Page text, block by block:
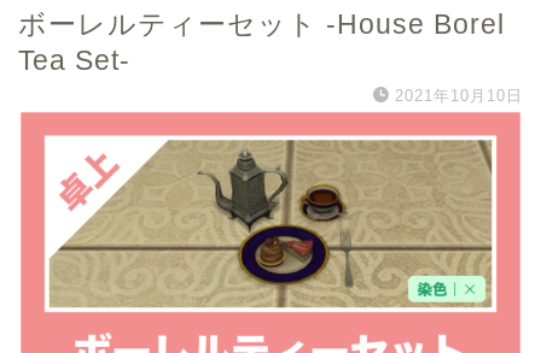
ボーレルティーセット -House Borel
Tea Set-
2021年10月10日